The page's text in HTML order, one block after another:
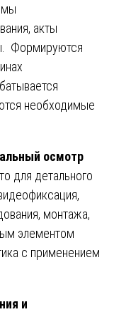
акты
Формируются
необходимые
осмотр
для детального
монтажа,
элементом
с применением
и